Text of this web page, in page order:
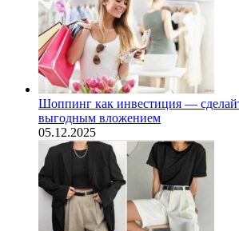
Шоппинг как инвестиция —
выгодным вложением
05.12.2025